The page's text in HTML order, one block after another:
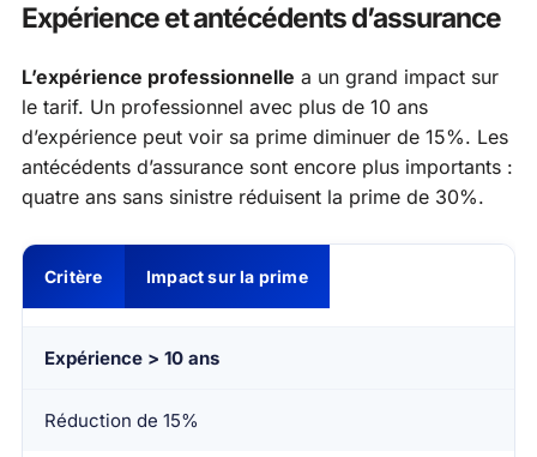
Expérience et antécédents d’assurance
L’expérience professionnelle a un grand impact sur
le tarif. Un professionnel avec plus de 10 ans
d’expérience peut voir sa prime diminuer de 15%. Les
antécédents d’assurance sont encore plus importants :
quatre ans sans sinistre réduisent la prime de 30%.
Critère Impact sur la prime
Expérience > 10 ans
Réduction de 15%